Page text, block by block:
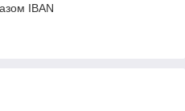
IBAN